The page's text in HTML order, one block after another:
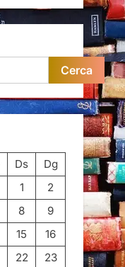
Cerca
Ds
Dg
1
2
8
9
15
16
22
23